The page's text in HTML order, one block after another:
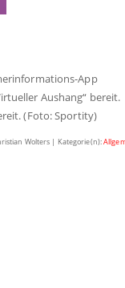
App
Aushang“ bereit.
(Foto: Sportity)
Wolters | Kategorie(n):